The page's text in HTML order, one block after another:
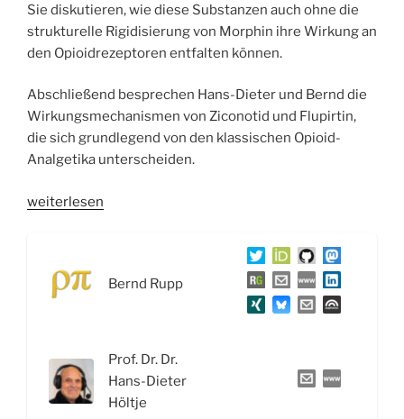
Sie diskutieren, wie diese Substanzen auch ohne die
strukturelle Rigidisierung von Morphin ihre Wirkung an
den Opioidrezeptoren entfalten können.
Abschließend besprechen Hans-Dieter und Bernd die
Wirkungsmechanismen von Ziconotid und Flupirtin,
die sich grundlegend von den klassischen Opioid-
Analgetika unterscheiden.
„WSR067
Morphin,
Ziconotid
weiterlesen
Bernd Rupp
Prof. Dr. Dr.
Hans-Dieter
Höltje